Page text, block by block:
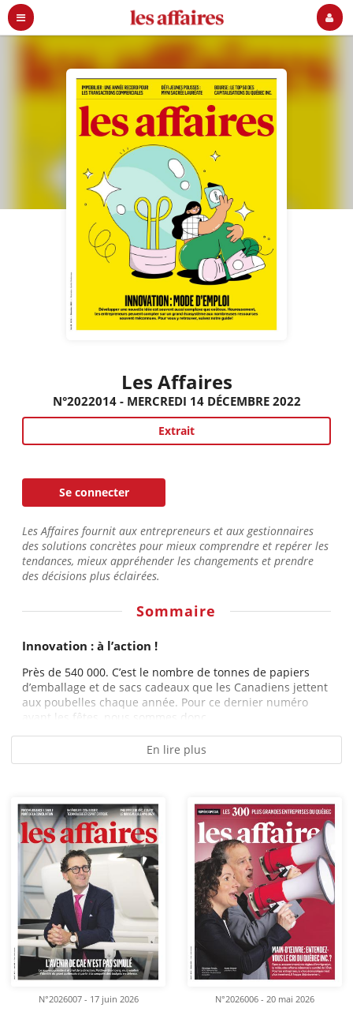
Les Affaires
N°2022014 - MERCREDI 14 DÉCEMBRE 2022
Extrait
Se connecter
Les Affaires fournit aux entrepreneurs et aux gestionnaires
des solutions concrètes pour mieux comprendre et repérer les
tendances, mieux appréhender les changements et prendre
des décisions plus éclairées.
Sommaire
Innovation : à l’action !
Près de 540 000. C’est le nombre de tonnes de papiers
d’emballage et de sacs cadeaux que les Canadiens jettent
aux poubelles chaque année. Pour ce dernier numéro
avant les fêtes, nous sommes donc...
En lire plus
N°2026007 - 17 juin 2026 N°2026006 - 20 mai 2026